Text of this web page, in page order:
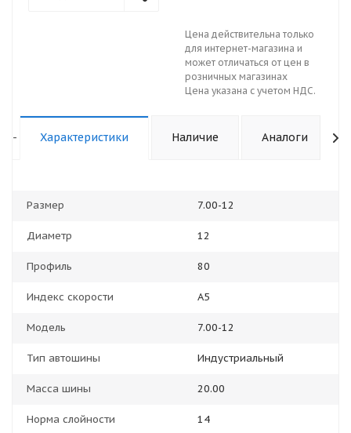
Цена действительна только
для интернет-магазина и
может отличаться от цен в
розничных магазинах
Цена указана с учетом НДС.
- Характеристики Наличие Аналоги
Размер 7.00-12
Диаметр 12
Профиль 80
Индекс скорости А5
Модель 7.00-12
Тип автошины Индустриальный
Масса шины 20.00
Норма слойности 14